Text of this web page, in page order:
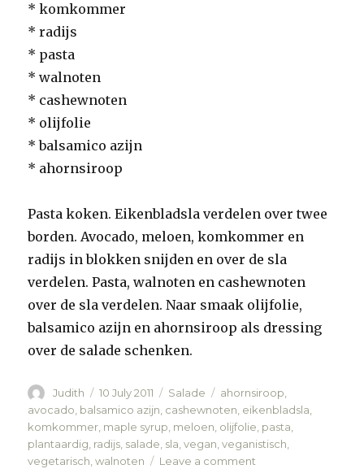
* komkommer
* radijs
* pasta
* walnoten
* cashewnoten
* olijfolie
* balsamico azijn
* ahornsiroop
Pasta koken. Eikenbladsla verdelen over twee
borden. Avocado, meloen, komkommer en
radijs in blokken snijden en over de sla
verdelen. Pasta, walnoten en cashewnoten
over de sla verdelen. Naar smaak olijfolie,
balsamico azijn en ahornsiroop als dressing
over de salade schenken.
Author
Judith
Posted
on
10 July 2011 Categories
Salade Tags
ahornsiroop,
avocado, balsamico azijn, cashewnoten, eikenbladsla,
komkommer, maple syrup, meloen, olijfolie, pasta,
plantaardig, radijs, salade, sla,vegan,veganistisch,
vegetarisch,walnoten Leave a comment